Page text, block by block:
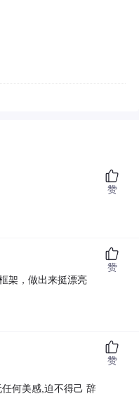
赞
架，做出来挺漂亮
赞
何美感,迫不得己 辞
赞